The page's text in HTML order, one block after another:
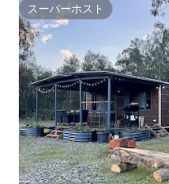
スーパーホスト
スーパーホスト